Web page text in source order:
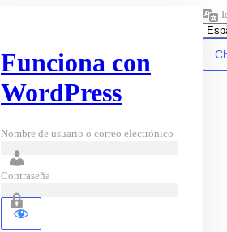
Funciona con
WordPress
Nombre de usuario o correo electrónico
Contraseña